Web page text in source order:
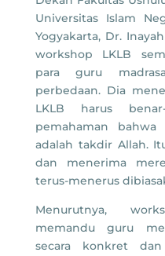
Universitas Islam
Yogyakarta, Dr.
workshop LKLB
para guru
perbedaan. Dia
LKLB harus
pemahaman
adalah takdir Allah.
dan menerima
terus-menerus
Menurutnya,
memandu guru
secara konkret